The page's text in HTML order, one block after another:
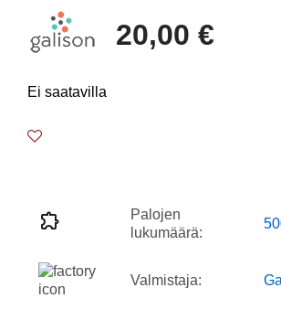
20,00 €
Ei saatavilla
Palojen
lukumäärä:
Valmistaja: